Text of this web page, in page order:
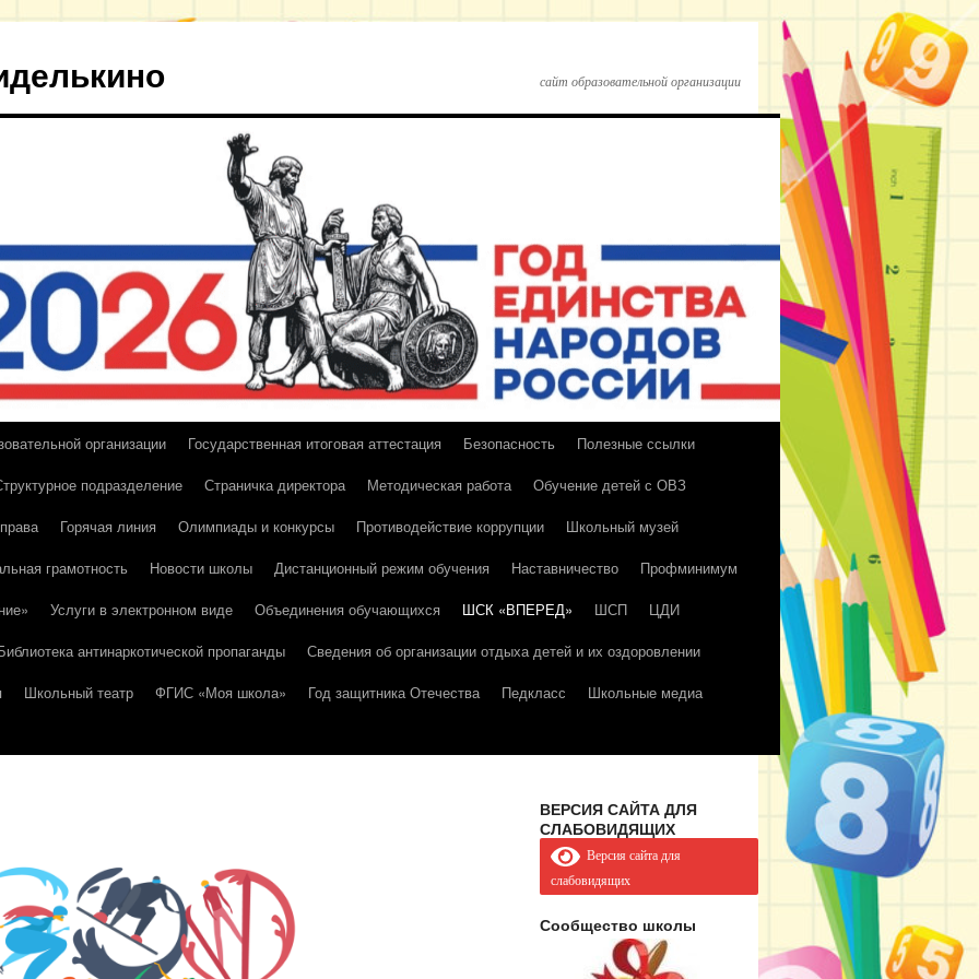
сайт образовательной организации
организации Государственная итоговая аттестация Безопасность
Полезные ссылки
подразделение Страничка директора Методическая работа
Обучение детей с ОВЗ
Горячая линия Олимпиады и конкурсы Противодействие коррупции
Школьный музей
грамотность Новости школы Дистанционный режим обучения Наставничество
Профминимум
Услуги в электронном виде Объединения обучающихся ШСК «ВПЕРЕД» ШСП
ЦДИ
антинаркотической пропаганды
Сведения об организации отдыха детей и их оздоровлении
Школьный театр ФГИС «Моя школа» Год защитника Отечества Педкласс
Школьные медиа
ВЕРСИЯ САЙТА ДЛЯ
СЛАБОВИДЯЩИХ
Версия сайта для
слабовидящих
Сообщество школы